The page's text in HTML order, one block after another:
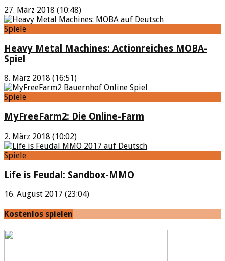
27. März 2018 (10:48)
Spiele
Heavy Metal Machines: Actionreiches MOBA-
Spiel
8. März 2018 (16:51)
Spiele
MyFreeFarm2: Die Online-Farm
2. März 2018 (10:02)
Spiele
Life is Feudal: Sandbox-MMO
16. August 2017 (23:04)
Kostenlos spielen